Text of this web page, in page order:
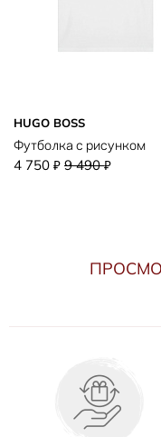
HUGO BOSS
Футболка с рисунком
4 750 ₽ 9 490₽